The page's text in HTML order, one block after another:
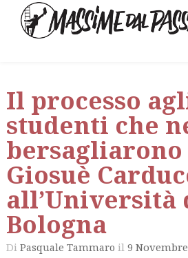
Il processo
studenti che
Giosuè
all’Università
Bologna
Di Pasquale Tammaro il 9